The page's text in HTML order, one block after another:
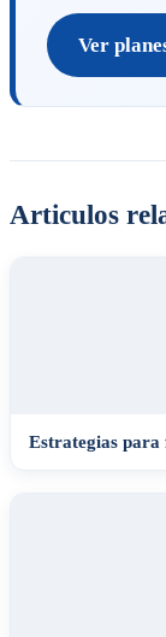
Ver
Articulos
Estrategias para